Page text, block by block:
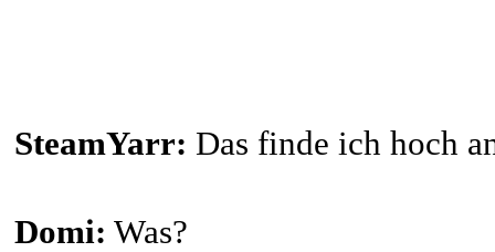
SteamYarr: Das finde ich hoch
Domi: Was?